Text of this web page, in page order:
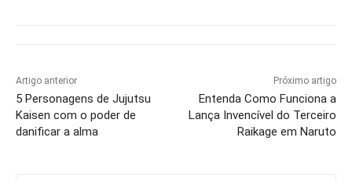
Artigo anterior
5 Personagens de Jujutsu
Kaisen com o poder de
danificar a alma
Próximo artigo
Entenda Como Funciona a
Lança Invencível do Terceiro
Raikage em Naruto